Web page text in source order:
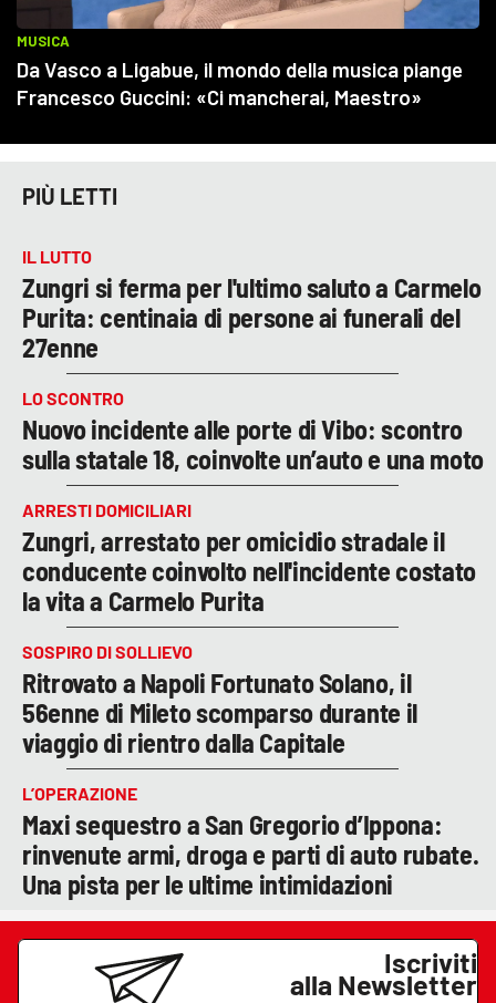
PIÙ LETTI
IL LUTTO
Zungri si ferma per l'ultimo saluto a Carmelo
Purita: centinaia di persone ai funerali del
27enne
LO SCONTRO
Nuovo incidente alle porte di Vibo: scontro
sulla statale 18, coinvolte un’auto e una moto
ARRESTI DOMICILIARI
Zungri, arrestato per omicidio stradale il
conducente coinvolto nell'incidente costato
la vita a Carmelo Purita
SOSPIRO DI SOLLIEVO
Ritrovato a Napoli Fortunato Solano, il
56enne di Mileto scomparso durante il
viaggio di rientro dalla Capitale
L’OPERAZIONE
Maxi sequestro a San Gregorio d’Ippona:
rinvenute armi, droga e parti di auto rubate.
Una pista per le ultime intimidazioni
Iscriviti
alla Newsletter